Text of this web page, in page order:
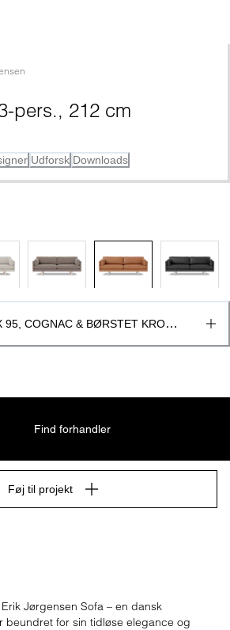
pers., 212 cm
Udforsk Downloads
Jørgensen Sofa – en dansk
beundret for sin tidløse elegance og
COGNAC & BØRSTET KROM,
Find forhandler
Føj til projekt